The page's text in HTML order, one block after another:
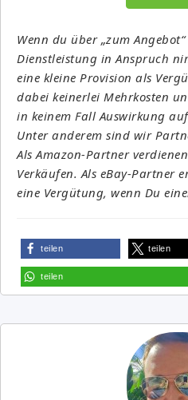
Wenn du über „zum
Dienstleistung in Anspruch
eine kleine Provision als
dabei keinerlei Mehrkosten
in keinem Fall Auswirkung
Unter anderem sind wir
Als Amazon-Partner
Verkäufen. Als eBay-Partner
eine Vergütung, wenn Du
teilen teilen
teilen